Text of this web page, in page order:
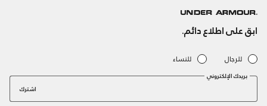
ابق على اطلاع دائم.
للرجال للنساء
بريدك الإلكتروني
اشترك